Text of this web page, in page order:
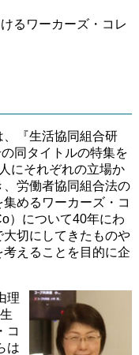
るワーカーズ・コレ
『生活協同組合研
同タイトルの特集を
にそれぞれの立場か
、労働者協同組合法の
めるワーカーズ・コ
）について40年にわ
切にしてきたものや
えることを目的に企
理
コ
は